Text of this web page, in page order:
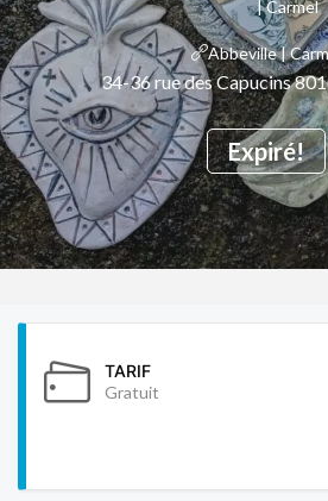
Expiré!
Abbeville |
34-36 rue des Capucins
TARIF
Gratuit